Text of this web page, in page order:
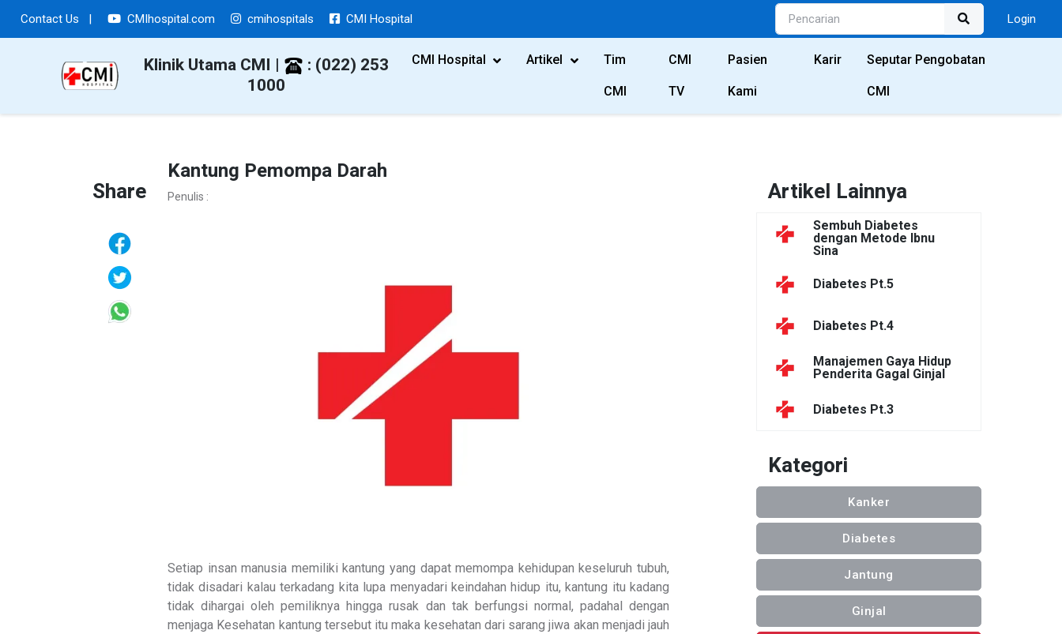
Contact Us | CMIhospital.com cmihospitals CMI Hospital Login
Klinik Utama CMI |
: (022) 253
1000
CMI Hospital Artikel Tim
CMI
CMI
TV
Pasien
Kami
Karir Seputar Pengobatan
CMI
Share
Kantung Pemompa Darah
Penulis :
Setiap insan manusia memiliki kantung yang dapat memompa kehidupan keseluruh tubuh,
tidak disadari kalau terkadang kita lupa menyadari keindahan hidup itu, kantung itu kadang
tidak dihargai oleh pemiliknya hingga rusak dan tak berfungsi normal, padahal dengan
menjaga Kesehatan kantung tersebut itu maka kesehatan dari sarang jiwa akan menjadi jauh
Artikel Lainnya
Sembuh Diabetes
dengan Metode Ibnu
Sina
Diabetes Pt.5
Diabetes Pt.4
Manajemen Gaya Hidup
Penderita Gagal Ginjal
Diabetes Pt.3
Kategori
Kanker
Diabetes
Jantung
Ginjal